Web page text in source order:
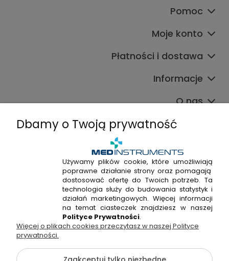
Pomoc
Moje konto
Płatności i dostawa
Informacje
O nas
+48 720 915 338
+48 22 298 53 38
Napisz do nas!
Hossa Medical Sp. z o. o. | ul. Kryształowa 33A, 01-356
Warszawa, woj. mazowieckie | NIP: 7010404814, REGON:
146982576, KRS: 0000491265
Dbamy o Twoją prywatność
Używamy plików cookie, które umożliwiają
poprawne działanie strony oraz pomagają
dostosować ofertę do Twoich potrzeb. Ta
technologia służy do budowania statystyk i
działań marketingowych. Więcej informacji
na temat ciasteczek znajdziesz w naszej
Polityce Prywatności.
Więcej o plikach cookies przeczytasz w naszej Polityce
prywatności.